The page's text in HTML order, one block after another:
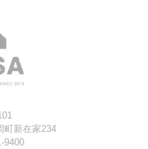
町新在家234
9400